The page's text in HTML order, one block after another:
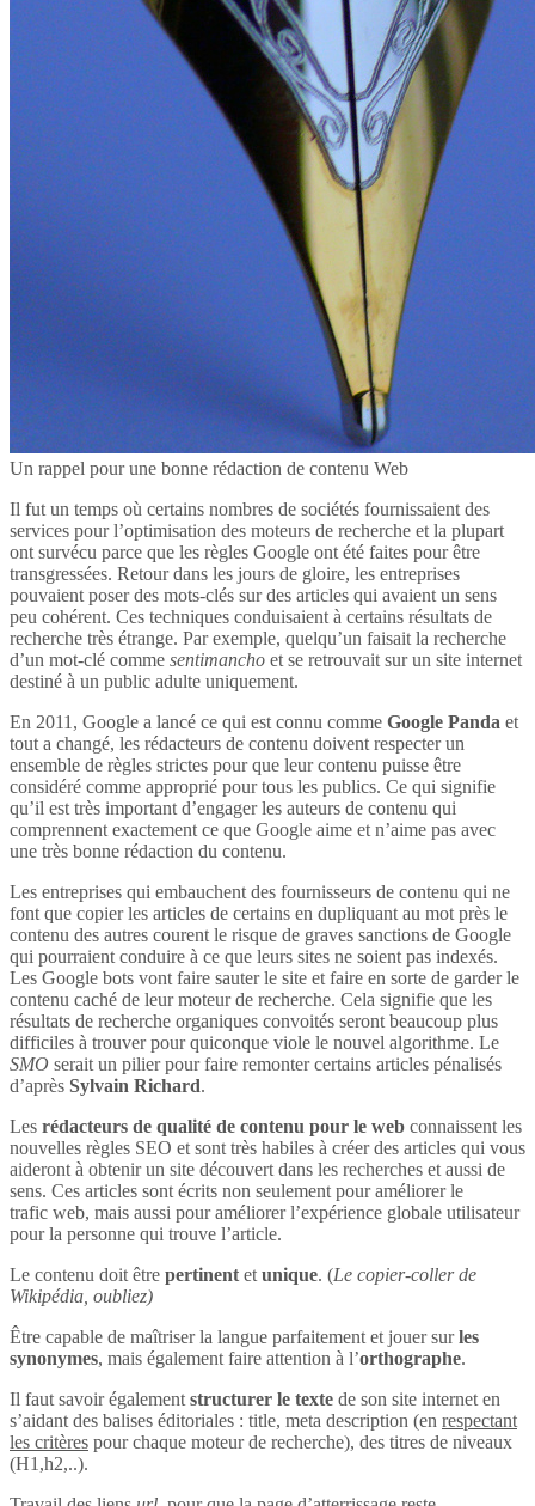
Un rappel pour une bonne rédaction de contenu Web
Il fut un temps où certains nombres de sociétés fournissaient des
services pour l’optimisation des moteurs de recherche et la plupart
ont survécu parce que les règles Google ont été faites pour être
transgressées. Retour dans les jours de gloire, les entreprises
pouvaient poser des mots-clés sur des articles qui avaient un sens
peu cohérent. Ces techniques conduisaient à certains résultats de
recherche très étrange. Par exemple, quelqu’un faisait la recherche
d’un mot-clé comme sentimancho et se retrouvait sur un site internet
destiné à un public adulte uniquement.
En 2011, Google a lancé ce qui est connu comme Google Panda et
tout a changé, les rédacteurs de contenu doivent respecter un
ensemble de règles strictes pour que leur contenu puisse être
considéré comme approprié pour tous les publics. Ce qui signifie
qu’il est très important d’engager les auteurs de contenu qui
comprennent exactement ce que Google aime et n’aime pas avec
une très bonne rédaction du contenu.
Les entreprises qui embauchent des fournisseurs de contenu qui ne
font que copier les articles de certains en dupliquant au mot près le
contenu des autres courent le risque de graves sanctions de Google
qui pourraient conduire à ce que leurs sites ne soient pas indexés.
Les Google bots vont faire sauter le site et faire en sorte de garder le
contenu caché de leur moteur de recherche. Cela signifie que les
résultats de recherche organiques convoités seront beaucoup plus
difficiles à trouver pour quiconque viole le nouvel algorithme. Le
SMO serait un pilier pour faire remonter certains articles pénalisés
d’après Sylvain Richard.
Les rédacteurs de qualité de contenu pour le web connaissent les
nouvelles règles SEO et sont très habiles à créer des articles qui vous
aideront à obtenir un site découvert dans les recherches et aussi de
sens. Ces articles sont écrits non seulement pour améliorer le
trafic web, mais aussi pour améliorer l’expérience globale utilisateur
pour la personne qui trouve l’article.
Le contenu doit être pertinent et unique. (Le copier-coller de
Wikipédia, oubliez)
Être capable de maîtriser la langue parfaitement et jouer surles
synonymes, mais également faire attention à l’orthographe.
Il faut savoir également structurer le texte de son site internet en
s’aidant des balises éditoriales : title, meta description (en respectant
les critères pour chaque moteur de recherche), des titres de niveaux
(H1,h2,..).